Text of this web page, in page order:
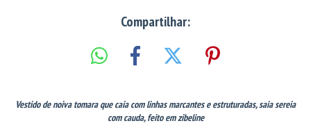
Compartilhar:
Vestido de noiva tomara que caia com linhas marcantes e estruturadas, saia sereia
com cauda, feito em zibeline